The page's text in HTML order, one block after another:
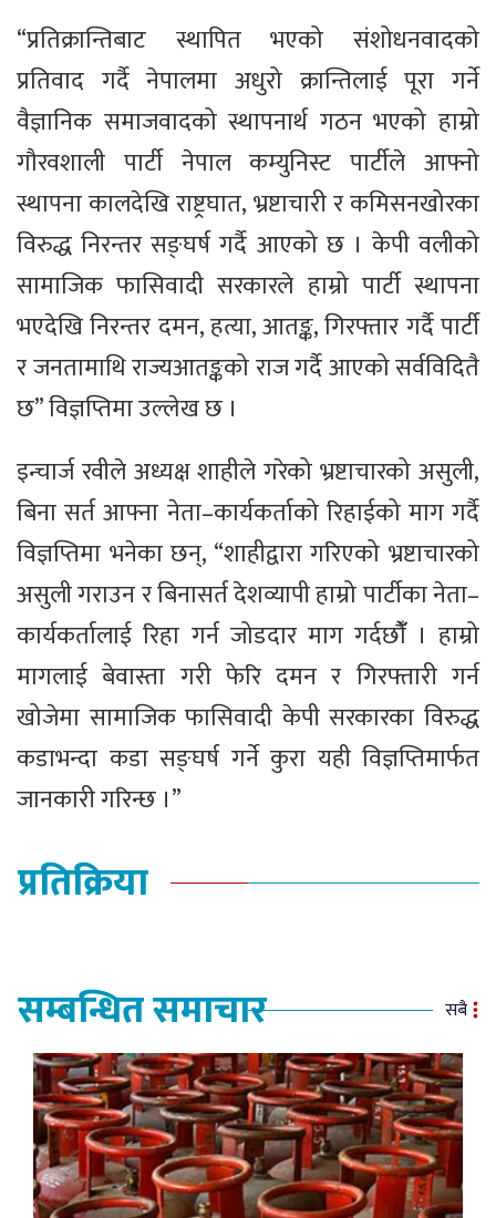
“प्रतिक्रान्तिबाट स्थापित भएको संशोधनवादको
प्रतिवाद गर्दै नेपालमा अधुरो क्रान्तिलाई पूरा गर्ने
वैज्ञानिक समाजवादको स्थापनार्थ गठन भएको हाम्रो
गौरवशाली पार्टी नेपाल कम्युनिस्ट पार्टीले आफ्नो
स्थापना कालदेखि राष्ट्रघात, भ्रष्टाचारी र कमिसनखोरका
विरुद्ध निरन्तर सङ्घर्ष गर्दै आएको छ । केपी वलीको
सामाजिक फासिवादी सरकारले हाम्रो पार्टी स्थापना
भएदेखि निरन्तर दमन, हत्या, आतङ्क, गिरफ्तार गर्दै पार्टी
र जनतामाथि राज्यआतङ्कको राज गर्दै आएको सर्वविदितै
छ” विज्ञप्तिमा उल्लेख छ ।
इन्चार्ज रवीले अध्यक्ष शाहीले गरेको भ्रष्टाचारको असुली,
बिना सर्त आफ्ना नेता–कार्यकर्ताको रिहाईको माग गर्दै
विज्ञप्तिमा भनेका छन्, “शाहीद्वारा गरिएको भ्रष्टाचारको
असुली गराउन र बिनासर्त देशव्यापी हाम्रो पार्टीका नेता–
कार्यकर्तालाई रिहा गर्न जोडदार माग गर्दछौंँ । हाम्रो
मागलाई बेवास्ता गरी फेरि दमन र गिरफ्तारी गर्न
खोजेमा सामाजिक फासिवादी केपी सरकारका विरुद्ध
कडाभन्दा कडा सङ्घर्ष गर्ने कुरा यही विज्ञप्तिमार्फत
जानकारी गरिन्छ ।”
प्रतिक्रिया
सम्बन्धित समाचार सबै